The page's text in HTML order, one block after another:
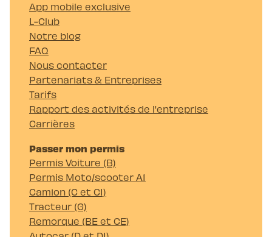
App mobile exclusive
L-Club
Notre blog
FAQ
Nous contacter
Partenariats & Entreprises
Tarifs
Rapport des activités de l'entreprise
Carrières
Passer mon permis
Permis Voiture (B)
Permis Moto/scooter A1
Camion (C et C1)
Tracteur (G)
Remorque (BE et CE)